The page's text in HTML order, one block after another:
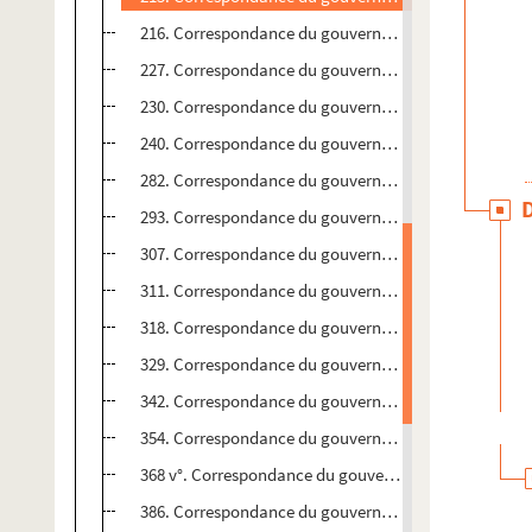
216. Correspondance du gouvernement municipal de
227. Correspondance du gouvernement municipal
230. Correspondance du gouvernement municipal de
240. Correspondance du gouvernement municipal de
282. Correspondance du gouvernement municipal
293. Correspondance du gouvernement municipal de
307. Correspondance du gouvernement municipal de
311. Correspondance du gouvernement municipal de
318. Correspondance du gouvernement municipal
329. Correspondance du gouvernement municipal de
342. Correspondance du gouvernement municipal de
354. Correspondance du gouvernement municipal de
368 v°. Correspondance du gouvernement municipal
386. Correspondance du gouvernement municipal de